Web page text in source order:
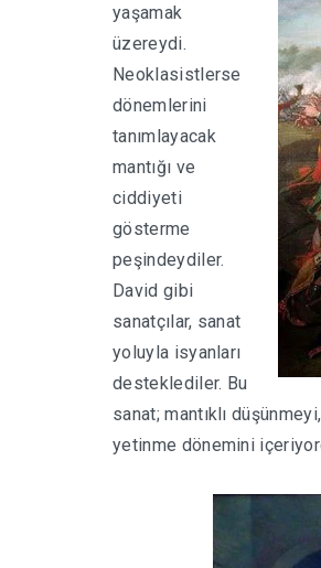
yaşamak
üzereydi.
Neoklasistlerse
dönemlerini
tanımlayacak
mantığı ve
ciddiyeti
gösterme
peşindeydiler.
David gibi
sanatçılar, sanat
yoluyla isyanları
desteklediler. Bu
sanat; mantıklı
yetinme dönemini